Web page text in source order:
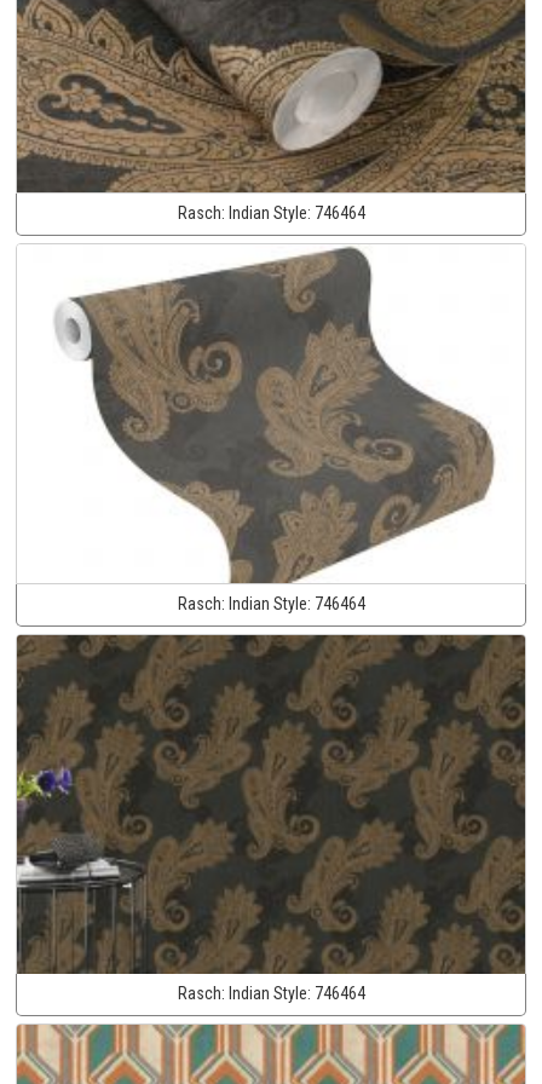
Rasch: Indian Style: 746464
Rasch: Indian Style: 746464
Rasch: Indian Style: 746464